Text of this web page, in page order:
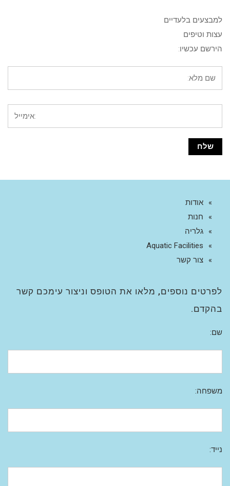
למבצעים בלעדיים
עצות וטיפים
הירשם עכשיו:
אודות
חנות
גלריה
Aquatic Facilities
צור קשר
לפרטים נוספים, מלאו את הטופס וניצור עימכם קשר
בהקדם.
שם:
משפחה:
נייד: